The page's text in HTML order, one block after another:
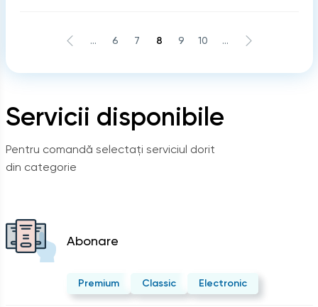
Servicii disponibile
Pentru comandă selectați serviciul dorit
din categorie
Abonare
Premium Classic Electronic
... 6 7 8 9 10 ...